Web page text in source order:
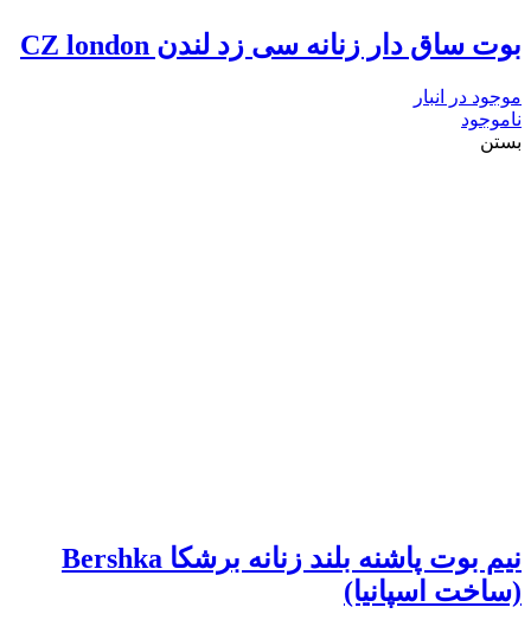
بوت ساق دار زنانه سی زد لندن CZ london
موجود در انبار
ناموجود
بستن
نیم بوت پاشنه بلند زنانه برشکا Bershka
(ساخت اسپانیا)